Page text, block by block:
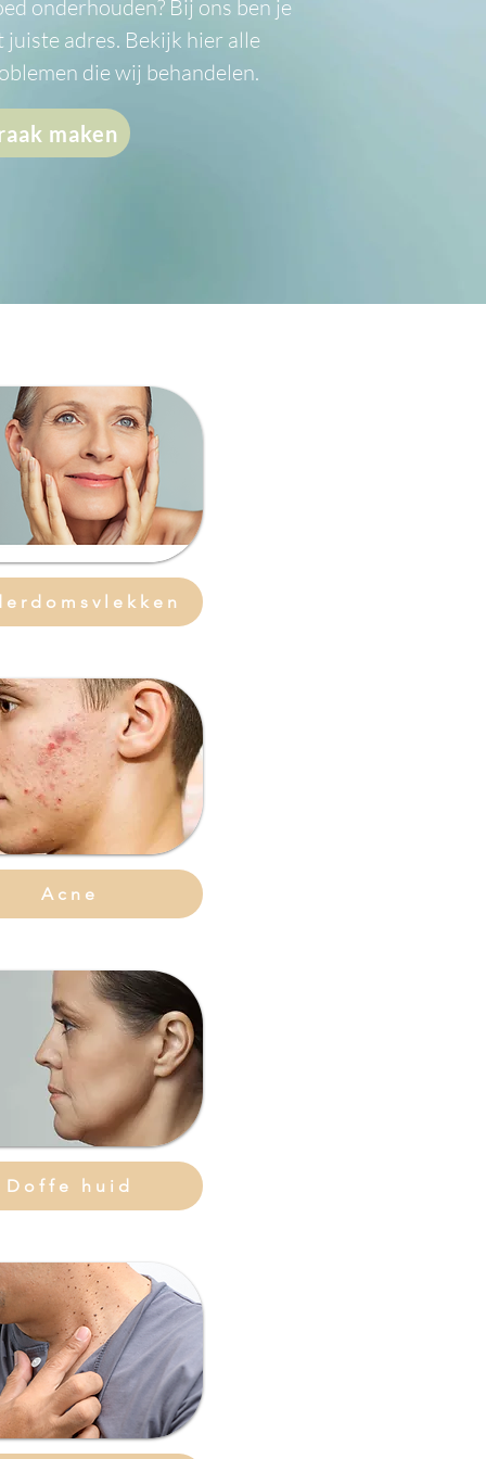
maken
onderhouden? Bij ons ben je
juiste adres. Bekijk hier alle
die wij behandelen.
Acne
Doffe huid